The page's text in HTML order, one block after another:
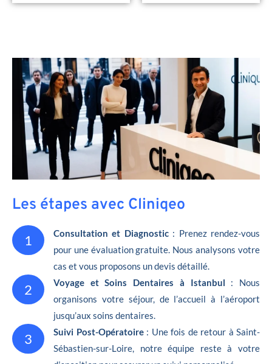
Les étapes avec Cliniqeo
1 Consultation et Diagnostic: Prenez rendez-vous
pour une évaluation gratuite. Nous analysons votre
cas et vous proposons un devis détaillé.
2 Voyage et Soins Dentaires à Istanbul : Nous
organisons votre séjour, de l’accueil à l’aéroport
jusqu’aux soins dentaires.
3 Suivi Post-Opératoire : Une fois de retour à Saint-
Sébastien-sur-Loire, notre équipe reste à votre